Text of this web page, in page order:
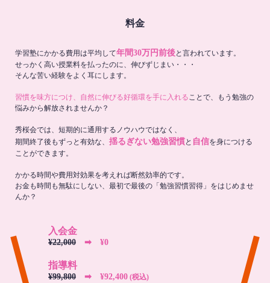
料金
学習塾にかかる費用は平均して年間30万円前後と言われています。
せっかく高い授業料を払ったのに、伸びずじまい・・・
そんな苦い経験をよく耳にします。
習慣を味方につけ、自然に伸びる好循環を手に入れる ことで、もう勉強の
悩みから解放されませんか？
秀桜会では、短期的に通用するノウハウではなく、
期間終了後もずっと有効な、 揺るぎない勉強習慣と 自信を身につける
ことができます。
かかる時間や費用対効果を考えれば断然効率的です。
お金も時間も無駄にしない、最初で最後の「勉強習慣習得」をはじめませ
んか？
入会金
¥22,000 ➡︎ ¥0
指導料
¥99,800 ➡︎ ¥92,400 (税込)